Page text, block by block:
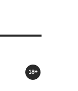
18+